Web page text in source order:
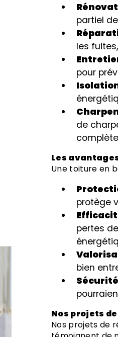
partiel
les
pour
de
Les
Une toiture en
protège
pertes
bien
Sécurité
Nos projets
Nos projets de